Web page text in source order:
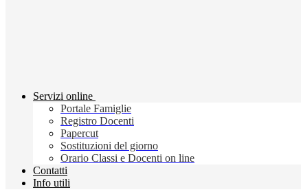
Servizi online
Portale Famiglie
Registro Docenti
Papercut
Sostituzioni del giorno
Orario Classi e Docenti on line
Contatti
Info utili